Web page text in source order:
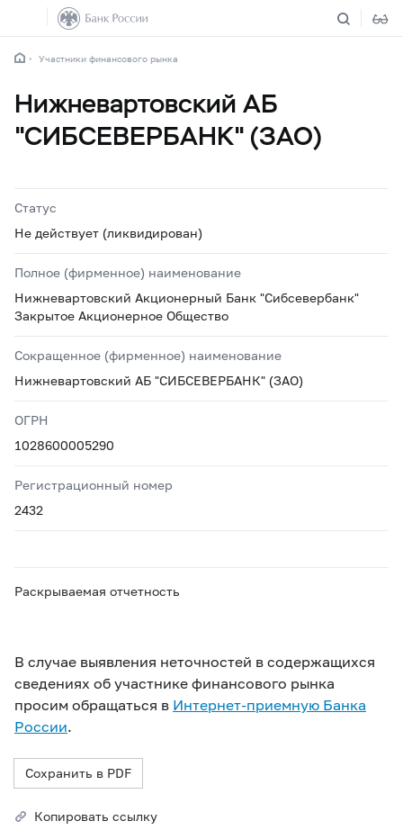
Участники финансового рынка
Нижневартовский АБ
"СИБСЕВЕРБАНК" (ЗАО)
Статус
Не действует (ликвидирован)
Полное (фирменное) наименование
Нижневартовский Акционерный Банк "Сибсевербанк"
Закрытое Акционерное Общество
Сокращенное (фирменное) наименование
Нижневартовский АБ "СИБСЕВЕРБАНК" (ЗАО)
ОГРН
1028600005290
Регистрационный номер
2432
Раскрываемая отчетность
В случае выявления неточностей в содержащихся
сведениях об участнике финансового рынка
просим обращаться в Интернет-приемную Банка
России.
Сохранить в PDF
Копировать ссылку